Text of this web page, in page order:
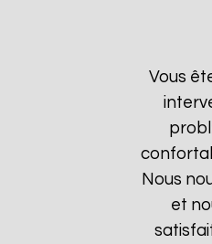
Vous
Nous
et